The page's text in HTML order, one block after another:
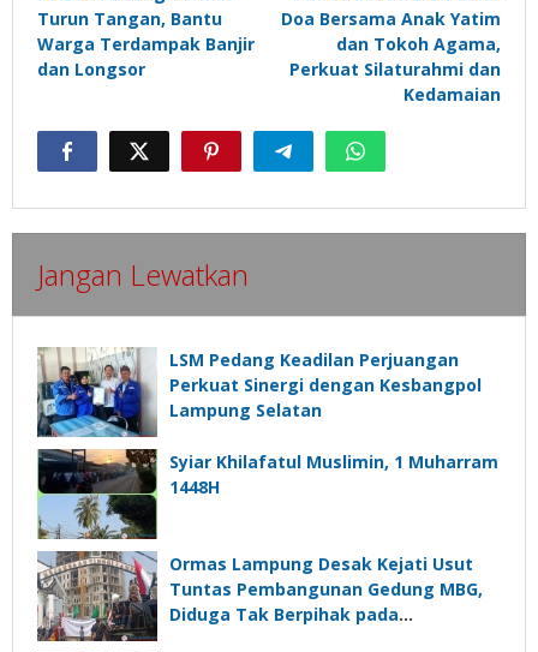
Turun Tangan, Bantu
Warga Terdampak Banjir
dan Longsor
Doa Bersama Anak Yatim
dan Tokoh Agama,
Perkuat Silaturahmi dan
Kedamaian
Jangan Lewatkan
LSM Pedang Keadilan Perjuangan
Perkuat Sinergi dengan Kesbangpol
Lampung Selatan
Syiar Khilafatul Muslimin, 1 Muharram
1448H
Ormas Lampung Desak Kejati Usut
Tuntas Pembangunan Gedung MBG,
Diduga Tak Berpihak pada